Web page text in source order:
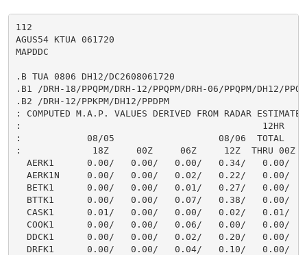
112
AGUS54 KTUA 061720
MAPDDC
.B TUA 0806 DH12/DC2608061720
.B1 /DRH-18/PPQPM/DRH-12/PPQPM/DRH-06/PPQPM/DH12/
.B2 /DRH-12/PPKPM/DH12/PPDPM
: COMPUTED M.A.P. VALUES DERIVED FROM RADAR
:                                            12HR
:            08/05                   08/06  TOTAL
:             18Z     00Z     06Z     12Z  THRU 00Z
AERK1      0.00/   0.00/   0.00/   0.34/   0.00/
AERK1N     0.00/   0.00/   0.02/   0.22/   0.00/
BETK1      0.00/   0.00/   0.01/   0.27/   0.00/
BTTK1      0.00/   0.00/   0.07/   0.38/   0.00/
CASK1      0.01/   0.00/   0.00/   0.02/   0.01/
COOK1      0.00/   0.00/   0.06/   0.00/   0.00/
DDCK1      0.00/   0.00/   0.02/   0.20/   0.00/
DRFK1      0.00/   0.00/   0.04/   0.10/   0.00/